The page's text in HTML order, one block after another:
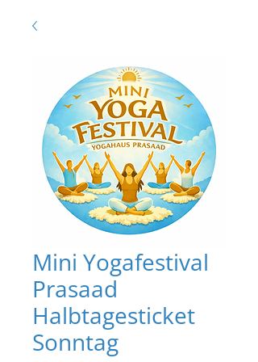
Mini Yogafestival
Prasaad
Halbtagesticket
Sonntag